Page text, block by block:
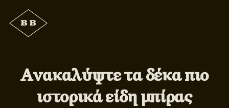
Ανακαλύψτε τα δέκα πιο
ιστορικά είδη μπίρας